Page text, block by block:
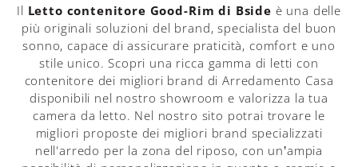
Il Letto contenitore Good-Rim di Bside è una delle
più originali soluzioni del brand, specialista del buon
sonno, capace di assicurare praticità, comfort e uno
stile unico. Scopri una ricca gamma di letti con
contenitore dei migliori brand di Arredamento Casa
disponibili nel nostro showroom e valorizza la tua
camera da letto. Nel nostro sito potrai trovare le
migliori proposte dei migliori brand specializzati
nell'arredo per la zona del riposo, con un’ampia